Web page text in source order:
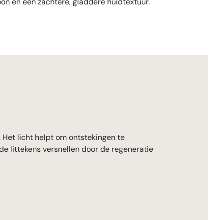
Het licht helpt om ontstekingen te
littekens versnellen door de regeneratie